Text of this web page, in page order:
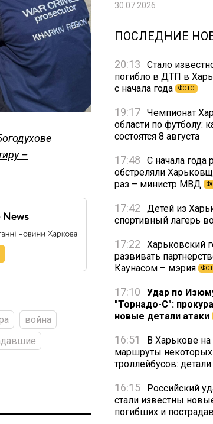
–
война
30.07.2026
ПОСЛЕДНИЕ
20:13
Стало
погибло в ДТП в
с начала года
ФОТО
19:17 Чемпионат
области по футболу:
состоятся 8 августа
17:48
С начала года
обстреляли
раз – министр МВД
17:42
Детей из
спортивный лагерь
17:22
Харьковский
развивать
Каунасом – мэрия
17:10
Удар по
"Торнадо-С":
новые детали атаки
16:51
В Харькове
маршруты
троллейбусов: детали
16:15
Российский
стали известны
погибших и